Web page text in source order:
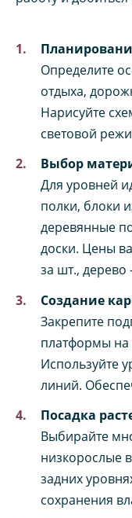
Определите
отдыха,
Нарисуйте
световой
Выбор
Для уровней
полки, блоки
деревянные
доски. Цены
за шт.,
Создание
Закрепите
платформы на
Используйте
линий.
Посадка
Выбирайте
низкорослые
задних
сохранения